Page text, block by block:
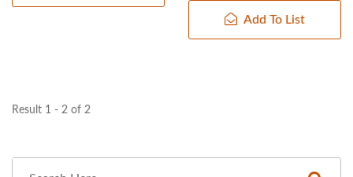
Add To List
Result 1 - 2 of 2